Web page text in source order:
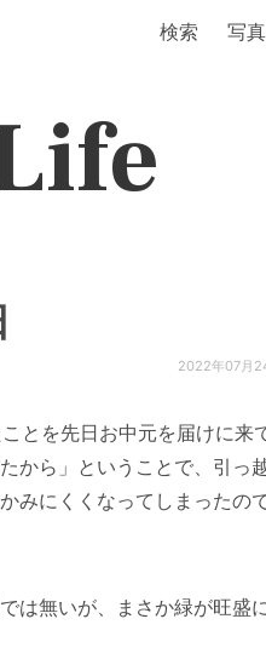
検索 写真
2022年07月
とを先日お中元を届けに来
から」ということで、引っ
みにくくなってしまったの
は無いが、まさか緑が旺盛